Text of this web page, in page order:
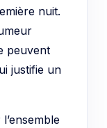
nuit.
peuvent
justifie un